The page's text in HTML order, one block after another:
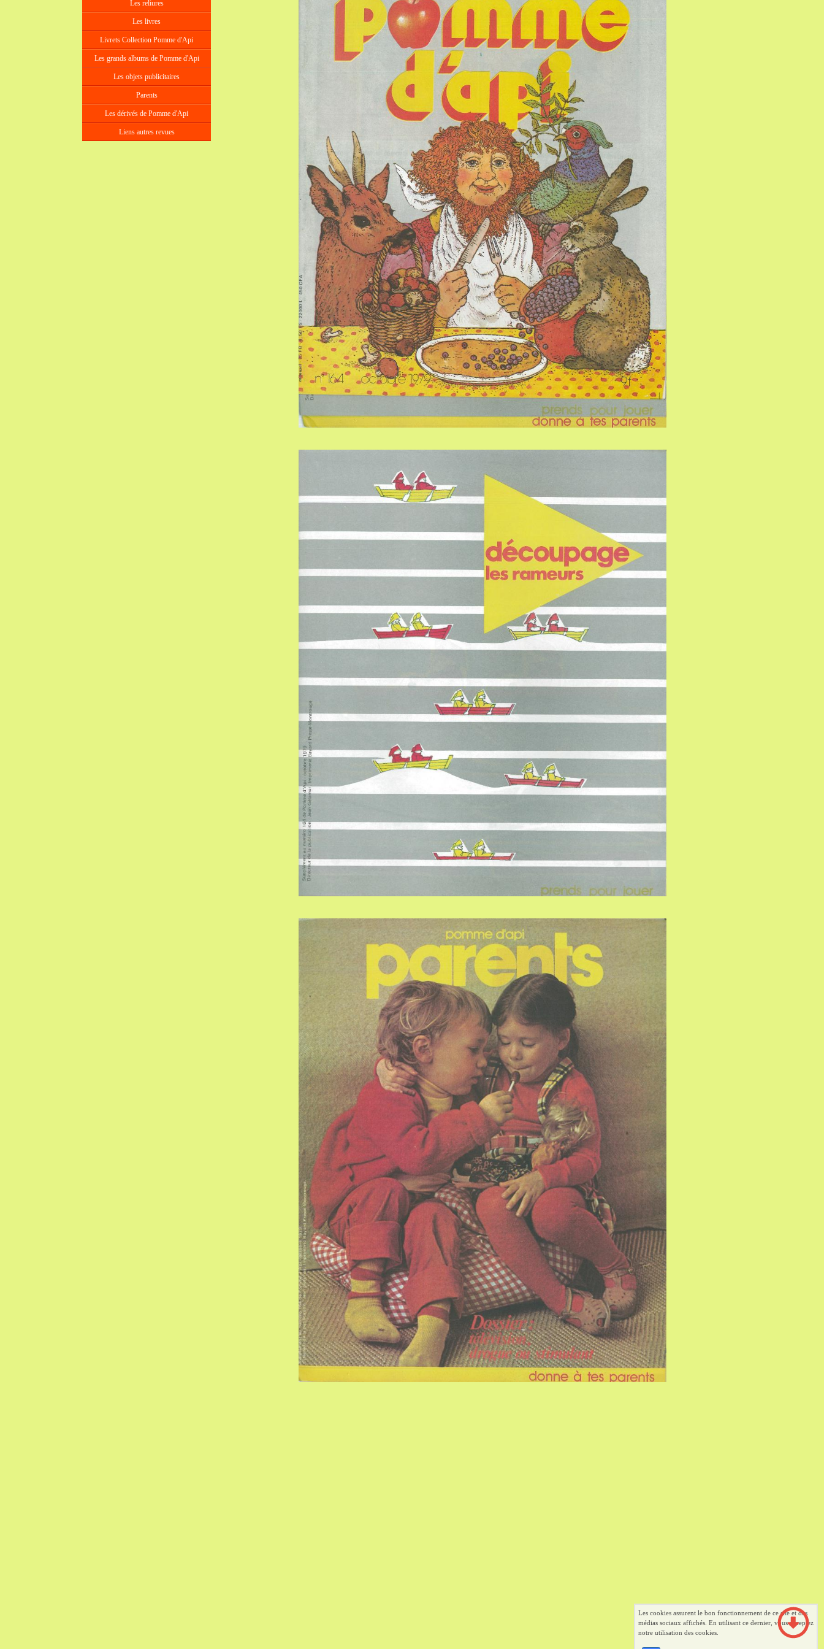
Les reliures
Les livres
Livrets Collection Pomme d'Api
Les grands albums de Pomme d'Api
Les objets publicitaires
Parents
Les dérivés de Pomme d'Api
Liens autres revues
Les cookies assurent le bon fonctionnement de ce site et des
médias sociaux affichés. En utilisant ce dernier, vous acceptez
notre utilisation des cookies.